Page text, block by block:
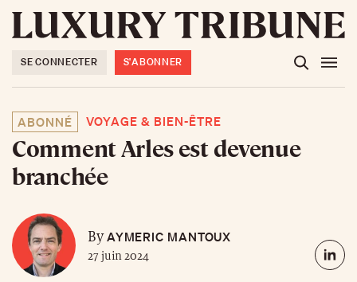
SE CONNECTER S'ABONNER
ABONNÉ VOYAGE & BIEN-ÊTRE
Comment Arles est devenue
branchée
ByAYMERIC MANTOUX
27 juin 2024